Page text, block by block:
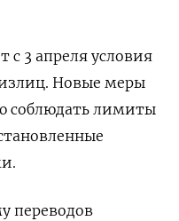
3 апреля условия
Новые меры
соблюдать лимиты
переводов